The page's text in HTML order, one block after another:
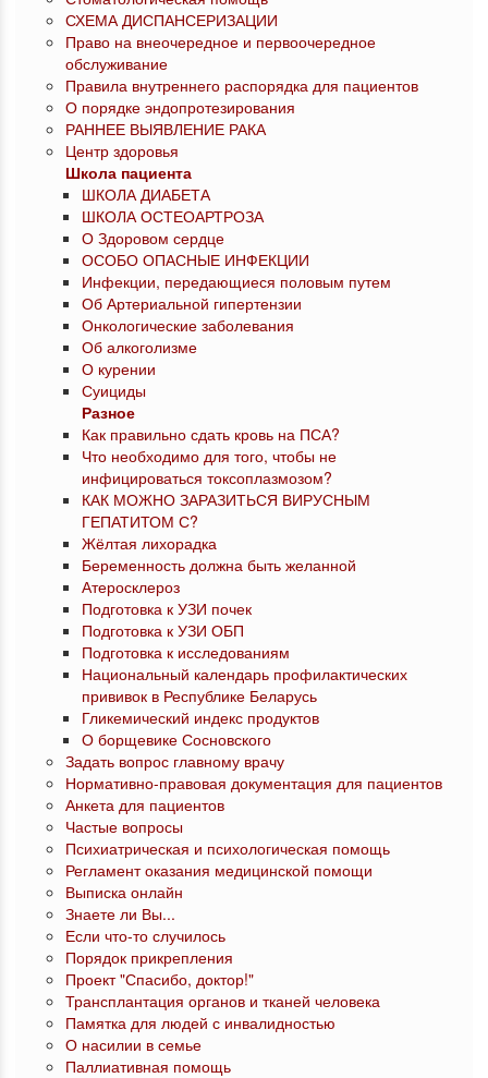
СХЕМА ДИСПАНСЕРИЗАЦИИ
Право на внеочередное и первоочередное
обслуживание
Правила внутреннего распорядка для пациентов
О порядке эндопротезирования
РАННЕЕ ВЫЯВЛЕНИЕ РАКА
Центр здоровья
Школа пациента
ШКОЛА ДИАБЕТА
ШКОЛА ОСТЕОАРТРОЗА
О Здоровом сердце
ОСОБО ОПАСНЫЕ ИНФЕКЦИИ
Инфекции, передающиеся половым путем
Об Артериальной гипертензии
Онкологические заболевания
Об алкоголизме
О курении
Суициды
Разное
Как правильно сдать кровь на ПСА?
Что необходимо для того, чтобы не
инфицироваться токсоплазмозом?
КАК МОЖНО ЗАРАЗИТЬСЯ ВИРУСНЫМ
ГЕПАТИТОМ С?
Жёлтая лихорадка
Беременность должна быть желанной
Атеросклероз
Подготовка к УЗИ почек
Подготовка к УЗИ ОБП
Подготовка к исследованиям
Национальный календарь профилактических
прививок в Республике Беларусь
Гликемический индекс продуктов
О борщевике Сосновского
Задать вопрос главному врачу
Нормативно-правовая документация для пациентов
Анкета для пациентов
Частые вопросы
Психиатрическая и психологическая помощь
Регламент оказания медицинской помощи
Выписка онлайн
Знаете ли Вы...
Если что-то случилось
Порядок прикрепления
Проект "Спасибо, доктор!"
Трансплантация органов и тканей человека
Памятка для людей с инвалидностью
О насилии в семье
Паллиативная помощь